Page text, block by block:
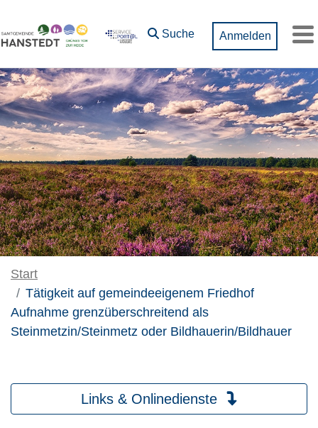
Suche Anmelden
Start
Tätigkeit auf gemeindeeigenem Friedhof
Aufnahme grenzüberschreitend als
Steinmetzin/Steinmetz oder Bildhauerin/Bildhauer
Links & Onlinedienste